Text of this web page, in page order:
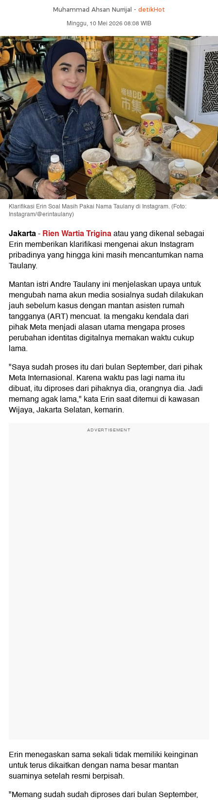
Muhammad Ahsan Nurrijal - detikHot
Minggu, 10 Mei 2026 08:08 WIB
Klarifikasi Erin Soal Masih Pakai Nama Taulany di Instagram. (Foto:
Instagram/@erintaulany)
Jakarta-Rien Wartia Triginaatau yang dikenal sebagai
Erin memberikan klarifikasi mengenai akun Instagram
pribadinya yang hingga kini masih mencantumkan nama
Taulany.
Mantan istri Andre Taulany ini menjelaskan upaya untuk
mengubah nama akun media sosialnya sudah dilakukan
jauh sebelum kasus dengan mantan asisten rumah
tangganya (ART) mencuat. Ia mengaku kendala dari
pihak Meta menjadi alasan utama mengapa proses
perubahan identitas digitalnya memakan waktu cukup
lama.
"Saya sudah proses itu dari bulan September, dari pihak
Meta Internasional. Karena waktu pas lagi nama itu
dibuat, itu diproses dari pihaknya dia, orangnya dia. Jadi
memang agak lama," kata Erin saat ditemui di kawasan
Wijaya, Jakarta Selatan, kemarin.
ADVERTISEMENT
Erin menegaskan sama sekali tidak memiliki keinginan
untuk terus dikaitkan dengan nama besar mantan
suaminya setelah resmi berpisah.
"Memang sudah sudah diproses dari bulan September,